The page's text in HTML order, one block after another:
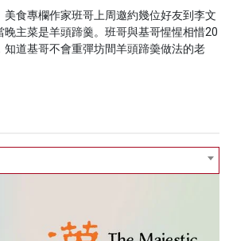
食專欄作家班哥上周邀約幾位好友到李文
主菜是羊頭蹄羹。班哥與基哥惺惺相惜20
道基哥不會重彈坊間羊頭蹄羮做法的老